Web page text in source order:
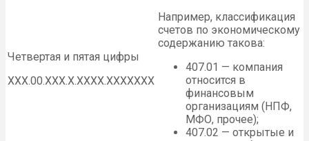
Четвертая и пятая цифры
ХХХ.00.ХХХ.Х.ХХХХ.ХХХХХХХ
Например, классификация
счетов по экономическому
содержанию такова:
407.01 — компания
относится в
финансовым
организациям (НПФ,
МФО, прочее);
407.02 — открытые и